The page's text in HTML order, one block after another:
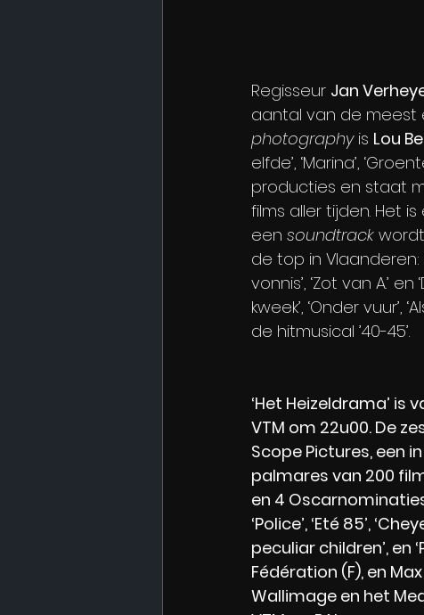
Regisseur Jan
aantal van de meest
photography is Lou
elfde’, ‘Marina’,
producties en staat
films aller tijden. Het
een soundtrack
de top in Vlaanderen:
vonnis’, ‘Zot van A.’
kweek’, ‘Onder
de hitmusical ’40-45’.
‘Het Heizeldrama’ is
VTM om 22u00. De
Scope Pictures, een
palmares van 200
en 4
‘Police’, ‘Eté 85’,
peculiar children’, en
Fédération (F), en
Wallimage en het